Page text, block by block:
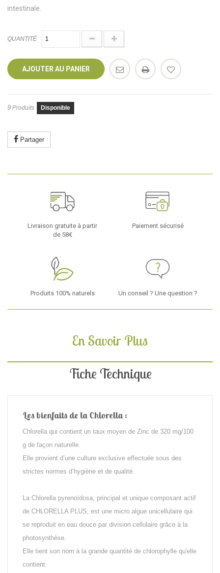
intestinale.
QUANTITÉ
AJOUTER AU PANIER
9 Produits Disponible
Partager
Livraison gratuite à partir
de 58€
Paiement sécurisé
Produits 100% naturels Un conseil ? Une question ?
En Savoir Plus
Fiche Technique
Les bienfaits de la Chlorella :
Chlorella qui contient un taux moyen de Zinc de 320 mg/100
g de façon naturelle.
Elle provient d’une culture exclusive effectuée sous des
strictes normes d’hygiène et de qualité.
La Chlorella pyrenoïdosa, principal et unique composant actif
de CHLORELLA PLUS, est une micro algue unicellulaire qui
se reproduit en eau douce par division cellulaire grâce à la
photosynthèse.
Elle tient son nom à la grande quantité de chlorophylle qu'elle
contient.